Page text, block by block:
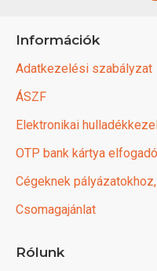
Információk
Adatkezelési szabályzat
ÁSZF
Elektronikai
OTP bank kártya
Cégeknek
Csomagajánlat
Rólunk